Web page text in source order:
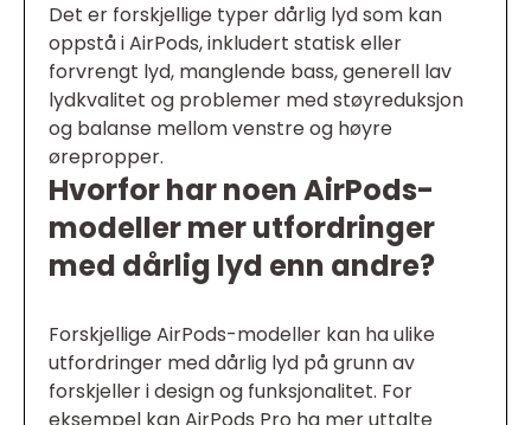
Det er forskjellige typer dårlig lyd som kan
oppstå i AirPods, inkludert statisk eller
forvrengt lyd, manglende bass, generell lav
lydkvalitet og problemer med støyreduksjon
og balanse mellom venstre og høyre
ørepropper.
Hvorfor har noen AirPods-
modeller mer utfordringer
med dårlig lyd enn andre?
Forskjellige AirPods-modeller kan ha ulike
utfordringer med dårlig lyd på grunn av
forskjeller i design og funksjonalitet. For